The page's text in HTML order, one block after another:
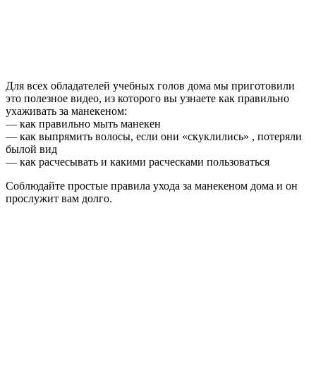
Для всех обладателей учебных голов дома мы приготовили
это полезное видео, из которого вы узнаете как правильно
ухаживать за манекеном:
— как правильно мыть манекен
— как выпрямить волосы, если они «скуклились» , потеряли
былой вид
— как расчесывать и какими расческами пользоваться
Соблюдайте простые правила ухода за манекеном дома и он
прослужит вам долго.